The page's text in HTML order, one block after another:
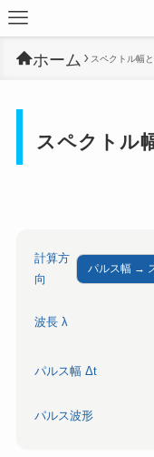
ホーム スペクトル幅
スペクトル
計算方
向
パルス幅 →
波長 λ
パルス幅 Δt
パルス波形